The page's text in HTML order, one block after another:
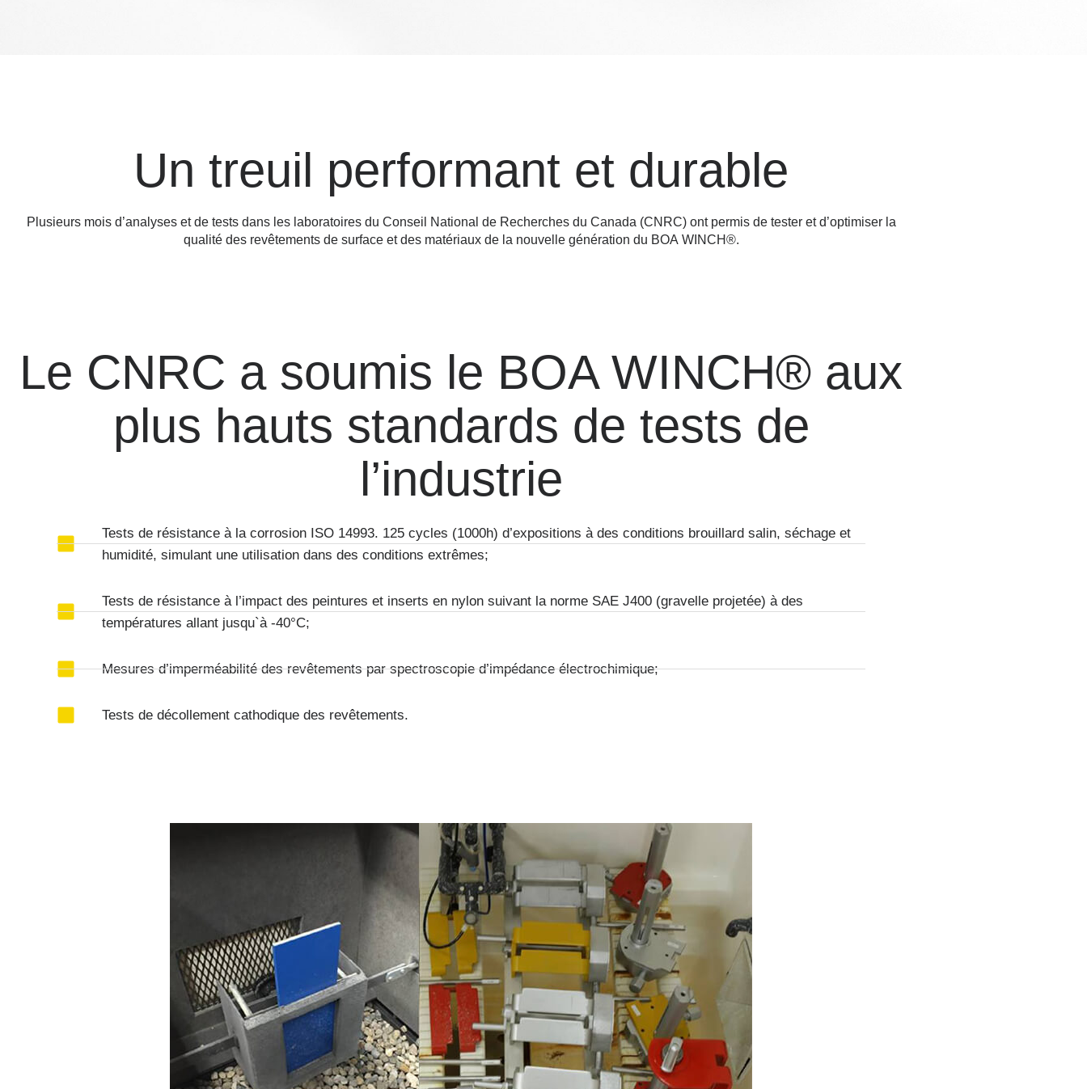
Un treuil performant et durable
Plusieurs mois d’analyses et de tests dans les laboratoires du Conseil National de Recherches du Canada (CNRC) ont permis de tester et d’optimiser la
qualité des revêtements de surface et des matériaux de la nouvelle génération du BOA WINCH®.
Le CNRC a soumis le BOA WINCH® aux
plus hauts standards de tests de
l’industrie
Tests de résistance à la corrosion ISO 14993. 125 cycles (1000h) d’expositions à des conditions brouillard salin, séchage et
humidité, simulant une utilisation dans des conditions extrêmes;
Tests de résistance à l’impact des peintures et inserts en nylon suivant la norme SAE J400 (gravelle projetée) à des
températures allant jusqu`à -40°C;
Mesures d’imperméabilité des revêtements par spectroscopie d’impédance électrochimique;
Tests de décollement cathodique des revêtements.